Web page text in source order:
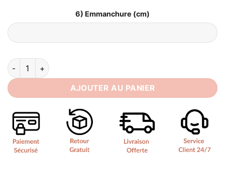
6) Emmanchure (cm)
quantité de Robe de Mariée Satin Simple
AJOUTER AU PANIER